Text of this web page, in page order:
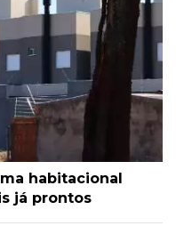
habitacional
já prontos